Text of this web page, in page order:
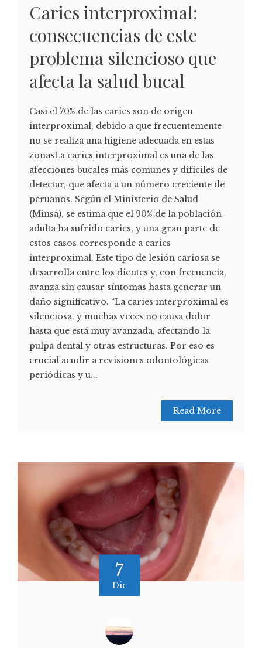
Caries interproximal:
consecuencias de este
problema silencioso que
afecta la salud bucal
Casi el 70% de las caries son de origen
interproximal, debido a que frecuentemente
no se realiza una higiene adecuada en estas
zonasLa caries interproximal es una de las
afecciones bucales más comunes y difíciles de
detectar, que afecta a un número creciente de
peruanos. Según el Ministerio de Salud
(Minsa), se estima que el 90% de la población
adulta ha sufrido caries, y una gran parte de
estos casos corresponde a caries
interproximal. Este tipo de lesión cariosa se
desarrolla entre los dientes y, con frecuencia,
avanza sin causar síntomas hasta generar un
daño significativo. “La caries interproximal es
silenciosa, y muchas veces no causa dolor
hasta que está muy avanzada, afectando la
pulpa dental y otras estructuras. Por eso es
crucial acudir a revisiones odontológicas
periódicas y u...
Read More
7
Dic